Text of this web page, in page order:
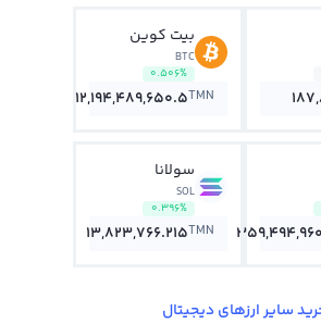
بیت کوین
BTC
0.506%
12,194,489,650.5TMN
سولانا
SOL
0.396%
13,823,766.215TMN
سایر ارزهای دیجیتال